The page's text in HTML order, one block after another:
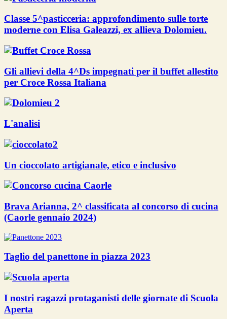
Classe 5^pasticceria: approfondimento sulle torte
moderne con Elisa Galeazzi, ex allieva Dolomieu.
Gli allievi della 4^Ds impegnati per il buffet allestito
per Croce Rossa Italiana
L'analisi
Un cioccolato artigianale, etico e inclusivo
Brava Arianna, 2^ classificata al concorso di cucina
(Caorle gennaio 2024)
Taglio del panettone in piazza 2023
I nostri ragazzi protaganisti delle giornate di Scuola
Aperta